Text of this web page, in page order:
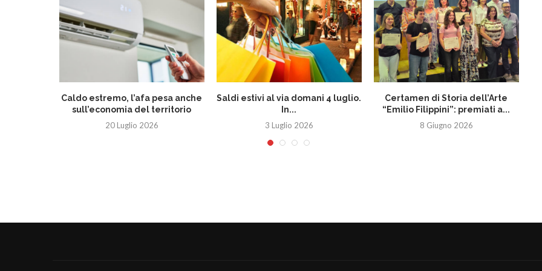
Caldo estremo, l’afa pesa anche
sull’economia del territorio
20 Luglio 2026
Saldi estivi al via domani 4 luglio.
In...
3 Luglio 2026
Certamen di Storia dell’Arte
“Emilio Filippini”: premiati a...
8 Giugno 2026